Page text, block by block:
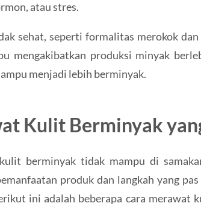
atau stres.
sehat, seperti formalitas merokok
mengakibatkan produksi minyak
menjadi lebih berminyak.
Kulit Berminyak
berminyak tidak mampu di
produk dan langkah yang pas
ini adalah beberapa cara merawat